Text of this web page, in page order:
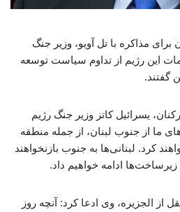
مذاکره با تل آویو، وزیر جنگ
این رژیم از تداوم سیاست توسعه
گفتند.
یسرائیل کاتز وزیر جنگ رژیم
ما از جنوب لبنان، از جمله منطقه
کرد. لبنانی‌ها به جنوب بازنخواهند
ادامه خواهیم داد.
از الجزیره، وی ادعا کرد: آنچه روز